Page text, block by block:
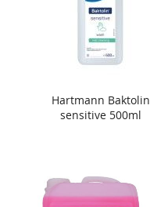
Hartmann Baktolin
sensitive 500ml